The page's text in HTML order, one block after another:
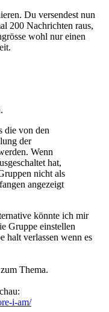
Du versendest nun
200 Nachrichten raus,
wohl nur einen
die von den
der
Wenn
hat,
nicht als
angezeigt
könnte ich mir
Gruppe einstellen
halt verlassen wenn es
Thema.
i-am/